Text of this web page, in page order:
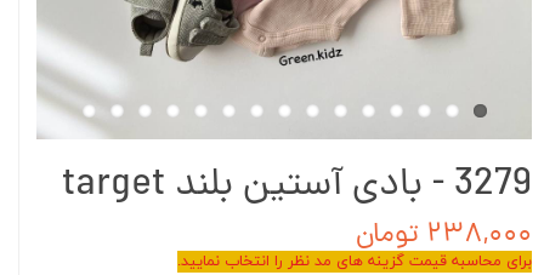
3279 - بادی آستین بلند target
۲۳۸,۰۰۰ تومان
برای محاسبه قیمت گزینه های مد نظر را انتخاب نمایید.